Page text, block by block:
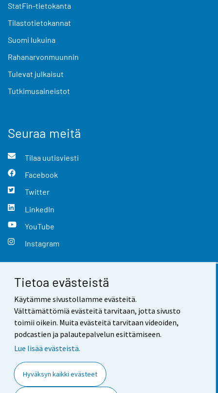
Tietoa evästeistä
Käytämme sivustollamme evästeitä.
Välttämättömiä evästeitä tarvitaan, jotta sivusto
toimii oikein. Muita evästeitä tarvitaan videoiden,
podcastien ja palautepalvelun esittämiseen.
Lue lisää evästeistä.
Hyväksyn kaikki evästeet
StatFin-tietokanta
Tilastotietokannat
Suomi lukuina
Rahanarvonmuunnin
Tulevat julkaisut
Tutkimusaineistot
Seuraa meitä
Tilaa uutisviesti
Facebook
Twitter
LinkedIn
YouTube
Instagram
Yhteystiedot
Palaute
Käyttöehdot
Saavutettavuus
Tietoa sivustosta